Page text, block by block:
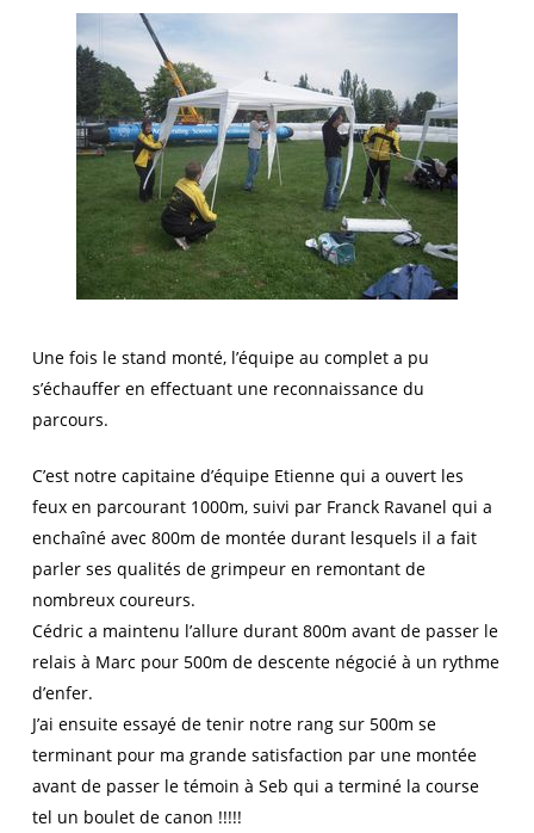
Une fois le stand monté, l’équipe au complet a pu
s’échauffer en effectuant une reconnaissance du
parcours.
C’est notre capitaine d’équipe Etienne qui a ouvert les
feux en parcourant 1000m, suivi par Franck Ravanel qui a
enchaîné avec 800m de montée durant lesquels il a fait
parler ses qualités de grimpeur en remontant de
nombreux coureurs.
Cédric a maintenu l’allure durant 800m avant de passer le
relais à Marc pour 500m de descente négocié à un rythme
d’enfer.
J’ai ensuite essayé de tenir notre rang sur 500m se
terminant pour ma grande satisfaction par une montée
avant de passer le témoin à Seb qui a terminé la course
tel un boulet de canon !!!!!